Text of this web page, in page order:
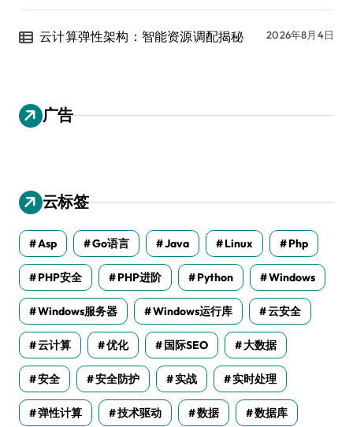
云计算弹性架构：智能资源调配揭秘 2026年8月4日
广告
云标签
Asp Go语言 Java Linux Php
PHP安全 PHP进阶 Python Windows
Windows服务器 Windows运行库 云安全
云计算 优化 国际SEO 大数据
安全 安全防护 实战 实时处理
弹性计算 技术驱动 数据 数据库